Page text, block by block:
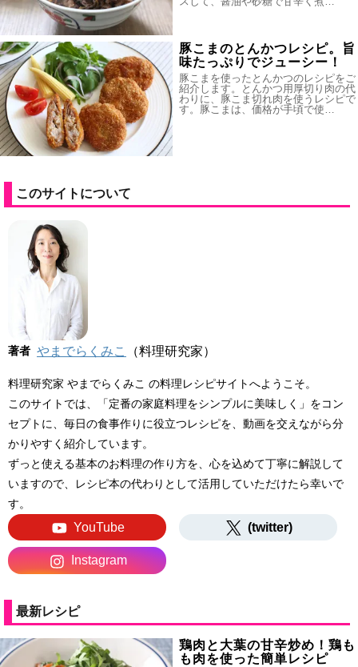
豚こまのとんかつレシピ。旨
味たっぷりでジューシー！
豚こまを使ったとんかつのレシピをご
紹介します。とんかつ用厚切り肉の代
わりに、豚こま切れ肉を使うレシピで
す。豚こまは、価格が手頃で使…
このサイトについて
著者 やまでらくみこ （料理研究家）
料理研究家 やまでらくみこ の料理レシピサイトへようこそ。
このサイトでは、「定番の家庭料理をシンプルに美味しく」をコン
セプトに、毎日の食事作りに役立つレシピを、動画を交えながら分
かりやすく紹介しています。
ずっと使える基本のお料理の作り方を、心を込めて丁寧に解説して
いますので、レシピ本の代わりとして活用していただけたら幸いで
す。
YouTube (twitter)
Instagram
最新レシピ
鶏肉と大葉の甘辛炒め！鶏も
も肉を使った簡単レシピ